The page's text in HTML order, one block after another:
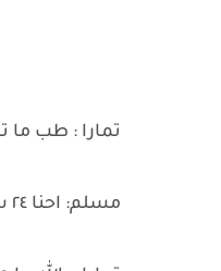
تمارا : طب ما
مسلم: احنا ٢٤ ساعه خناق وانا مصدع مش مستحمل صوت جنبي